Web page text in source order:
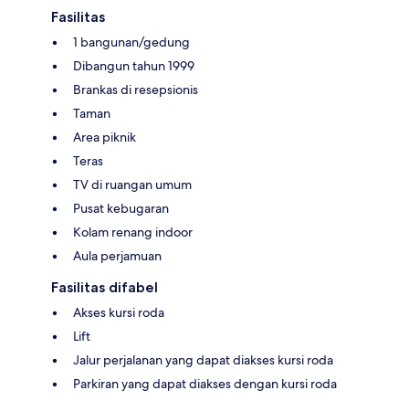
Fasilitas
1 bangunan/gedung
Dibangun tahun 1999
Brankas di resepsionis
Taman
Area piknik
Teras
TV di ruangan umum
Pusat kebugaran
Kolam renang indoor
Aula perjamuan
Fasilitas difabel
Akses kursi roda
Lift
Jalur perjalanan yang dapat diakses kursi roda
Parkiran yang dapat diakses dengan kursi roda